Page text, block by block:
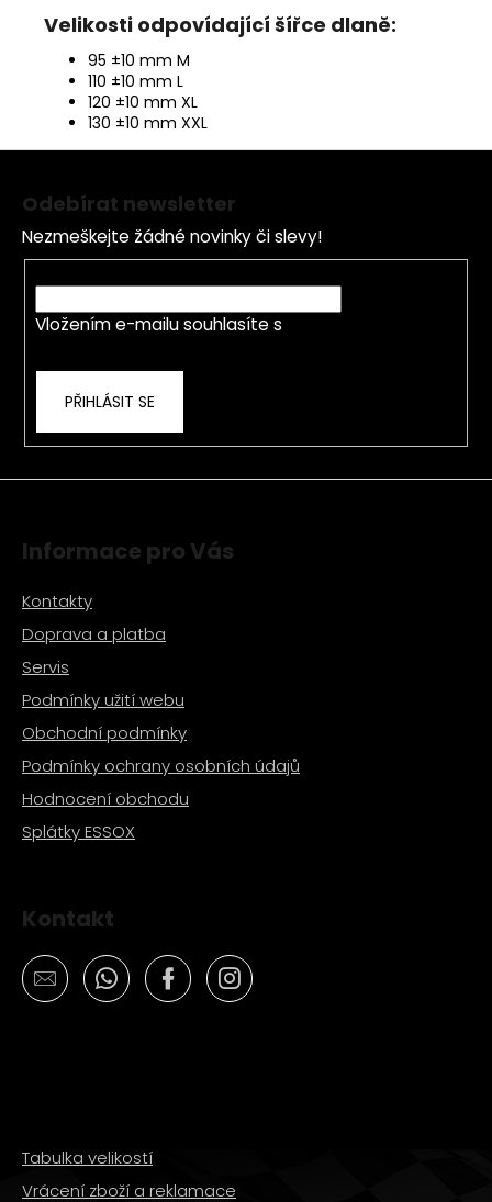
Velikosti odpovídající šířce dlaně:
95 ±10 mm M
110 ±10 mm L
120 ±10 mm XL
130 ±10 mm XXL
Z
Odebírat newsletter
Nezmeškejte žádné novinky či slevy!
Vložením e-mailu souhlasíte s
PŘIHLÁSIT SE
Informace pro Vás
Kontakty
Doprava a platba
Servis
Podmínky užití webu
Obchodní podmínky
Podmínky ochrany osobních údajů
Hodnocení obchodu
Splátky ESSOX
Kontakt
Tabulka velikostí
Vrácení zboží a reklamace